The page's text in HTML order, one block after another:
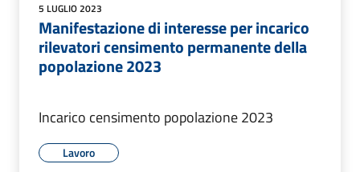
5 LUGLIO 2023
Manifestazione di interesse per incarico
rilevatori censimento permanente della
popolazione 2023
Incarico censimento popolazione 2023
Lavoro